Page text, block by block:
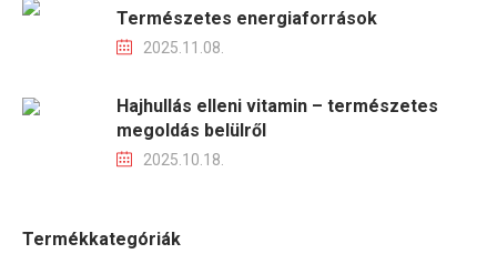
Természetes energiaforrások
2025.11.08.
Hajhullás elleni vitamin – természetes
megoldás belülről
2025.10.18.
Termékkategóriák